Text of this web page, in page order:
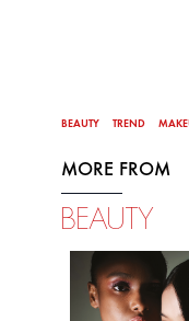
BEAUTY TREND
MORE FROM
BEAUTY